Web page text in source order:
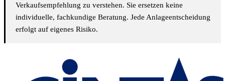
Verkaufsempfehlung zu verstehen. Sie ersetzen keine
individuelle, fachkundige Beratung. Jede Anlageentscheidung
erfolgt auf eigenes Risiko.